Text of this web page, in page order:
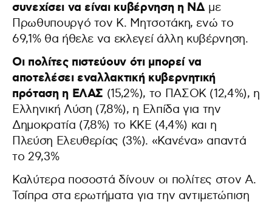
συνεχίσει να είναι κυβέρνηση η ΝΔμε
Πρωθυπουργό τον Κ. Μητσοτάκη, ενώ το
69,1% θα ήθελε να εκλεγεί άλλη κυβέρνηση.
Οι πολίτες πιστεύουν ότι μπορεί να
αποτελέσει εναλλακτική κυβερνητική
πρόταση η ΕΛΑΣ (15,2%), το ΠΑΣΟΚ (12,4%), η
Ελληνική Λύση (7,8%), η Ελπίδα για την
Δημοκρατία (7,8%) το ΚΚΕ (4,4%) και η
Πλεύση Ελευθερίας (3%). «Κανένα» απαντά
το 29,3%
Καλύτερα ποσοστά δίνουν οι πολίτες στον Α.
Τσίπρα στα ερωτήματα για την αντιμετώπιση